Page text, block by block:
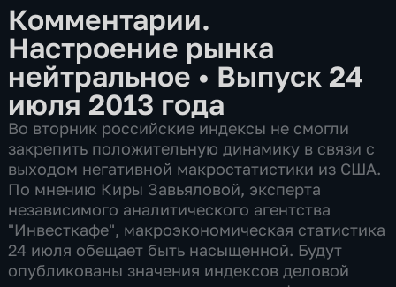
Комментарии.
Настроение рынка
нейтральное • Выпуск 24
июля 2013 года
Во вторник российские индексы не смогли
закрепить положительную динамику в связи с
выходом негативной макростатистики из США.
По мнению Киры Завьяловой, эксперта
независимого аналитического агентства
"Инвесткафе", макроэкономическая статистика
24 июля обещает быть насыщенной. Будут
опубликованы значения индексов деловой